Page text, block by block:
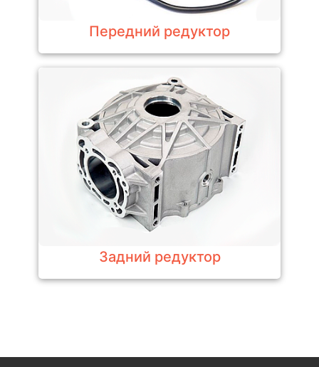
Передний редуктор
Задний редуктор